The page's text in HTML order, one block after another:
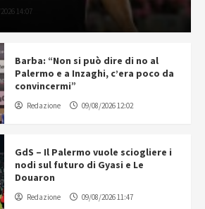
14:07
Barba: “Non si può dire di no al
Palermo e a Inzaghi, c’era poco da
convincermi”
Redazione 09/08/2026 12:02
GdS – Il Palermo vuole sciogliere i
nodi sul futuro di Gyasi e Le
Douaron
Redazione 09/08/2026 11:47